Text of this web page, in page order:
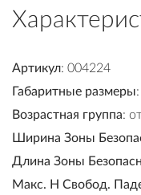
Артикул: 004224
Габаритные размеры
Возрастная группа:
Ширина Зоны
Длина Зоны
Макс. H Свобод.